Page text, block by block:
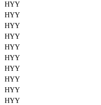
HYY
HYY
HYY
HYY
HYY
HYY
HYY
HYY
HYY
HYY